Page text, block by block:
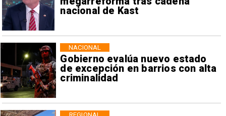
nacional de Kast
Gobierno evalúa nuevo estado
de excepción en barrios con alta
criminalidad
NACIONAL